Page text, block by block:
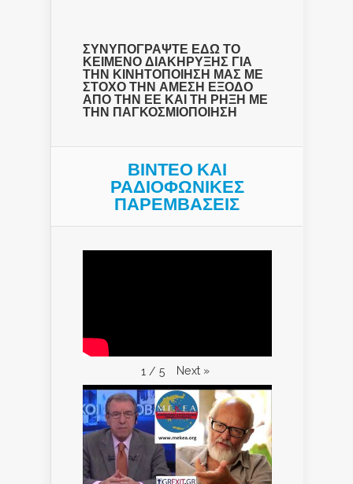
ΣΥΝΥΠΟΓΡΑΨΤΕ ΕΔΩ ΤΟ
ΚΕΙΜΕΝΟ ΔΙΑΚΗΡΥΞΗΣ ΓΙΑ
ΤΗΝ ΚΙΝΗΤΟΠΟΙΗΣΗ ΜΑΣ ΜΕ
ΣΤΟΧΟ ΤΗΝ ΑΜΕΣΗ ΕΞΟΔΟ
ΑΠΟ ΤΗΝ ΕΕ ΚΑΙ ΤΗ ΡΗΞΗ ΜΕ
ΤΗΝ ΠΑΓΚΟΣΜΙΟΠΟΙΗΣΗ
ΒΙΝΤΕΟ ΚΑΙ
ΡΑΔΙΟΦΩΝΙΚΕΣ
ΠΑΡΕΜΒΑΣΕΙΣ
1 / 5 Next »